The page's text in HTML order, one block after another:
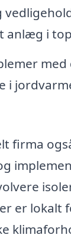
anlæg i
firma
er lokalt